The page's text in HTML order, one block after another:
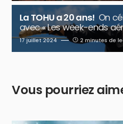
La TOHU a 20 ans! On
avec « Les week-ends
17 juillet 2024 2 minutes de
Vous pourriez